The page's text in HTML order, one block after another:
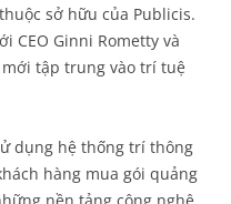
sở hữu của Publicis.
CEO Ginni Rometty và
tập trung vào trí tuệ
dụng hệ thống trí thông
hàng mua gói quảng